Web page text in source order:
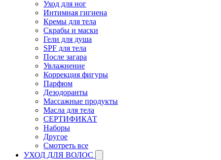
Уход для ног
Интимная гигиена
Кремы для тела
Скрабы и маски
Гели для душа
SPF для тела
После загара
Увлажнение
Коррекция фигуры
Парфюм
Дезодоранты
Массажные продукты
Масла для тела
СЕРТИФИКАТ
Наборы
Другое
Смотреть все
УХОД ДЛЯ ВОЛОС